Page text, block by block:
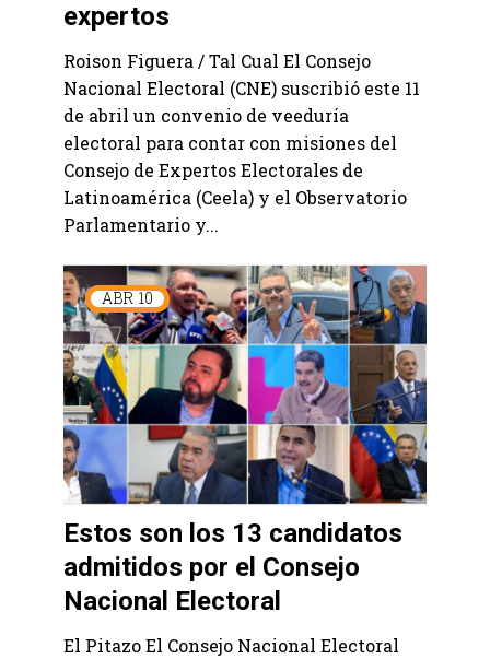
expertos
Roison Figuera / Tal Cual El Consejo
Nacional Electoral (CNE) suscribió este 11
de abril un convenio de veeduría
electoral para contar con misiones del
Consejo de Expertos Electorales de
Latinoamérica (Ceela) y el Observatorio
Parlamentario y...
ABR 10
Estos son los 13 candidatos
admitidos por el Consejo
Nacional Electoral
El Pitazo El Consejo Nacional Electoral